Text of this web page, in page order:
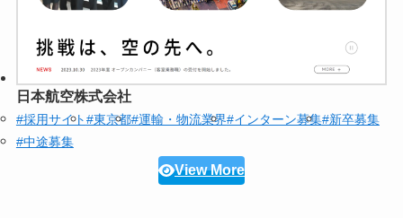
日本航空株式会社
#採用サイト#東京都#運輸・物流業界#インターン募集#新卒募集
#中途募集
View More